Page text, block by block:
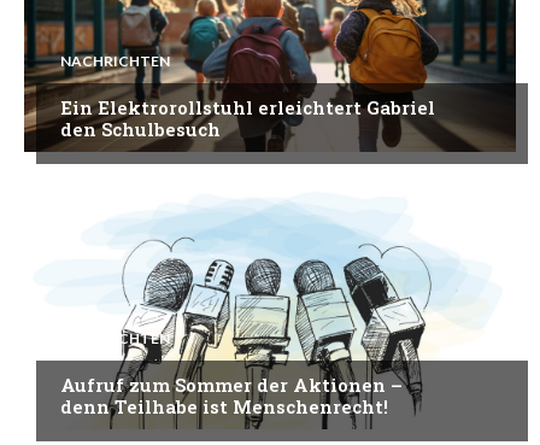
NACHRICHTEN
Ein Elektrorollstuhl erleichtert Gabriel
den Schulbesuch
NACHRICHTEN
Aufruf zum Sommer der Aktionen –
denn Teilhabe ist Menschenrecht!